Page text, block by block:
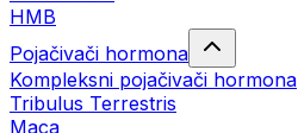
HMB
Pojačivači hormona
Kompleksni pojačivači hormona
Tribulus Terrestris
Maca